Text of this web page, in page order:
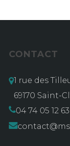
CONTACT
1 rue des
69170 Saint-
04 74 05 12 63